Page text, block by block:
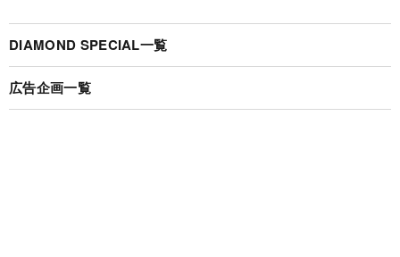
DIAMOND SPECIAL一覧
広告企画一覧